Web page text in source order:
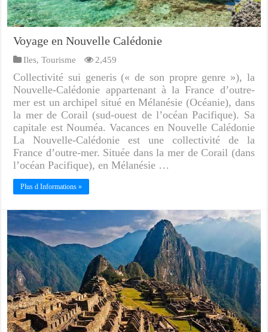
Voyage en Nouvelle Calédonie
Iles,Tourisme 2,459
Collectivité sui generis (« de son propre genre »), la
Nouvelle-Calédonie appartenant à la France d’outre-
mer est un archipel situé en Mélanésie (Océanie), dans
la mer de Corail (sud-ouest de l’océan Pacifique). Sa
capitale est Nouméa. Vacances en Nouvelle Calédonie
La Nouvelle-Calédonie est une collectivité de la
France d’outre-mer. Située dans la mer de Corail (dans
l’océan Pacifique), en Mélanésie …
Plus d Informations »